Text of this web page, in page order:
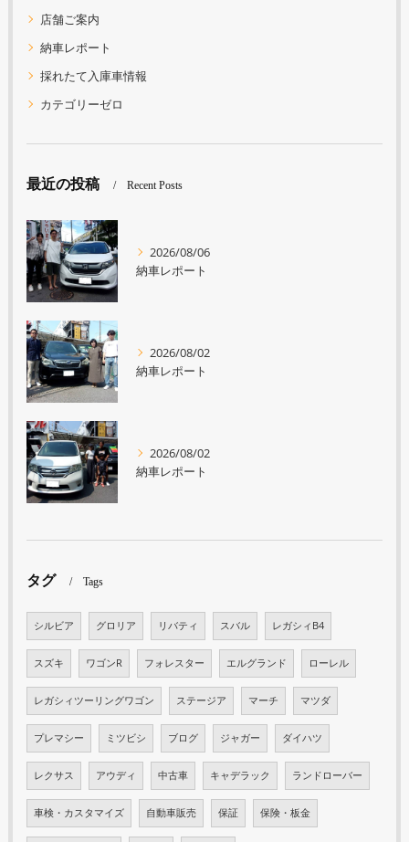
店舗ご案内
納車レポート
採れたて入庫車情報
カテゴリーゼロ
最近の投稿 Recent Posts
2026/08/06
納車レポート
2026/08/02
納車レポート
2026/08/02
納車レポート
タグ Tags
シルビア グロリア リバティ スバル レガシィB4
スズキ ワゴンR フォレスター エルグランド ローレル
レガシィツーリングワゴン ステージア マーチ マツダ
プレマシー ミツビシ ブログ ジャガー ダイハツ
レクサス アウディ 中古車 キャデラック ランドローバー
車検・カスタマイズ 自動車販売 保証 保険・板金